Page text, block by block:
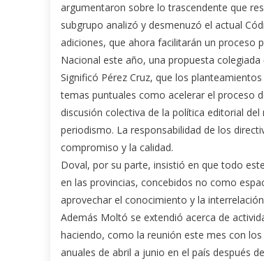
argumentaron sobre lo trascendente que
subgrupo analizó y desmenuzó el actual
adiciones, que ahora facilitarán un proceso
Nacional este año, una propuesta
Significó Pérez Cruz, que los
temas puntuales como acelerar el proceso
discusión colectiva de la política editorial
periodismo. La responsabilidad de los
compromiso y la calidad.
Doval, por su parte, insistió en que todo
en las provincias, concebidos no como
aprovechar el conocimiento y la
Además Moltó se extendió acerca de
haciendo, como la reunión este mes con
anuales de abril a junio en el país después